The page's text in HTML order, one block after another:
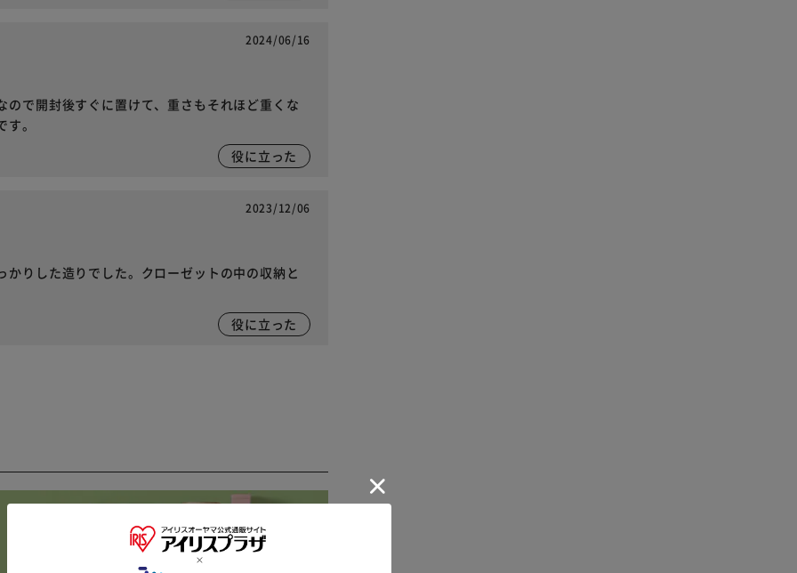
2024/06/16
で開封後すぐに置けて、重さもそれほど重くな
。
役に立った
2023/12/06
りした造りでした。クローゼットの中の収納と
役に立った